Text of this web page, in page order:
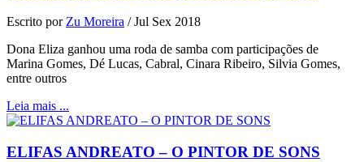
Escrito por Zu Moreira /Jul Sex 2018
Dona Eliza ganhou uma roda de samba com participações de
Marina Gomes, Dé Lucas, Cabral, Cinara Ribeiro, Silvia Gomes,
entre outros
Leia mais ...
ELIFAS ANDREATO – O PINTOR DE SONS